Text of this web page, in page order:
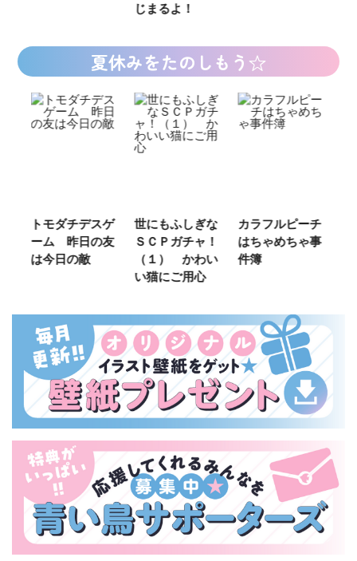
夏休みをたのしもう☆
世にもふしぎな
ＳＣＰガチャ！
（１） かわい
カラフルピーチ
はちゃめちゃ事
件簿
長浜高校水族館
部！